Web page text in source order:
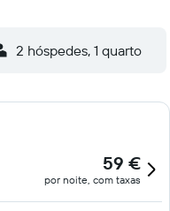
2 hóspedes, 1 quarto
59 €
por noite, com taxas